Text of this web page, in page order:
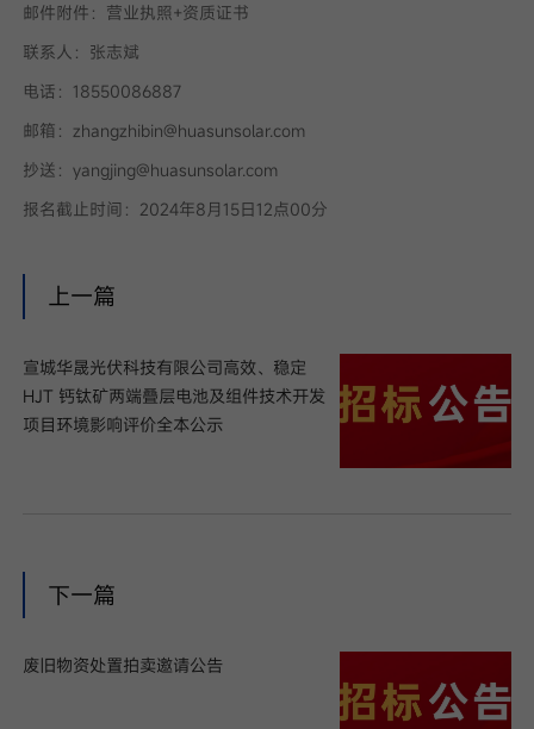
邮件附件：营业执照+资质证书
联系人：张志斌
电话：18550086887
邮箱：zhangzhibin@huasunsolar.com
抄送：yangjing@huasunsolar.com
报名截止时间：2024年8月15日12点00分
上一篇
宣城华晟光伏科技有限公司高效、稳定
HJT 钙钛矿两端叠层电池及组件技术开发
项目环境影响评价全本公示
下一篇
废旧物资处置拍卖邀请公告